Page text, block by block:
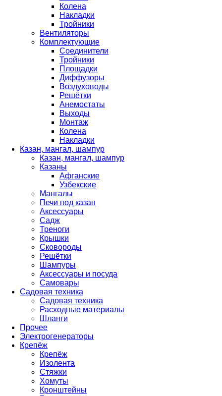
Колена
Накладки
Тройники
Вентиляторы
Комплектующие
Соединители
Тройники
Площадки
Диффузоры
Воздуховоды
Решётки
Анемостаты
Выходы
Монтаж
Колена
Накладки
Казан, мангал, шампур
Казан, мангал, шампур
Казаны
Афганские
Узбекские
Мангалы
Печи под казан
Аксессуары
Садж
Треноги
Крышки
Сковороды
Решётки
Шампуры
Аксессуары и посуда
Самовары
Садовая техника
Садовая техника
Расходные материалы
Шланги
Прочее
Электрогенераторы
Крепёж
Крепёж
Изолента
Стяжки
Хомуты
Кронштейны